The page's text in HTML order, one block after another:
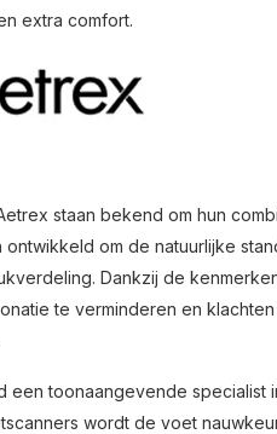
extra comfort.
staan bekend om hun
ontwikkeld om de natuurlijke
Dankzij de
te verminderen en
een toonaangevende specialist
wordt de voet